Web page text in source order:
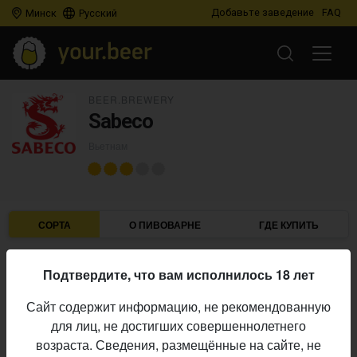
Минск Русский Добавьте заведение FAQ
Sabeco
СОРТА О ПИВОВАРНЕ ГДЕ КУПИТЬ
ABV ДАТА В ПРОДАЖЕ
SABECO
Saigon Special
Подтвердите, что вам исполнилось 18 лет
Сайт содержит информацию, не рекомендованную
для лиц, не достигших совершеннолетнего
возраста. Сведения, размещённые на сайте, не